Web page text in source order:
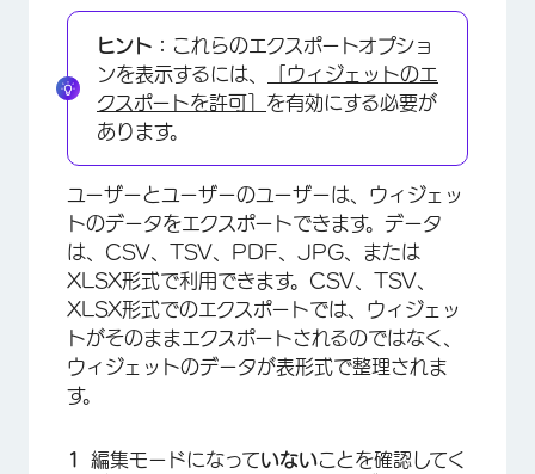
ヒント： これらのエクスポートオプショ
ンを表示するには、
［ウィジェットのエ
クスポートを許可］ を有効にする必要が
あります。
ユーザーとユーザーのユーザーは、ウィジェッ
トのデータをエクスポートできます。データ
は、CSV、TSV、PDF、JPG、または
XLSX形式で利用できます。CSV、TSV、
XLSX形式でのエクスポートでは、ウィジェッ
トがそのままエクスポートされるのではなく、
ウィジェットのデータが表形式で整理されま
す。
編集モードになっていないことを確認してく